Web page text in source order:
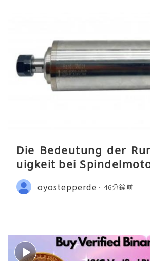
Die Bedeutung der
uigkeit bei
oyostepperde 46分鐘前